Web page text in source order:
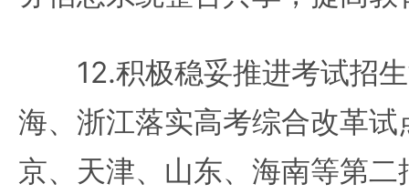
12.积极稳妥推进考试招生
海、浙江落实高考综合改革
京、天津、山东、海南等第